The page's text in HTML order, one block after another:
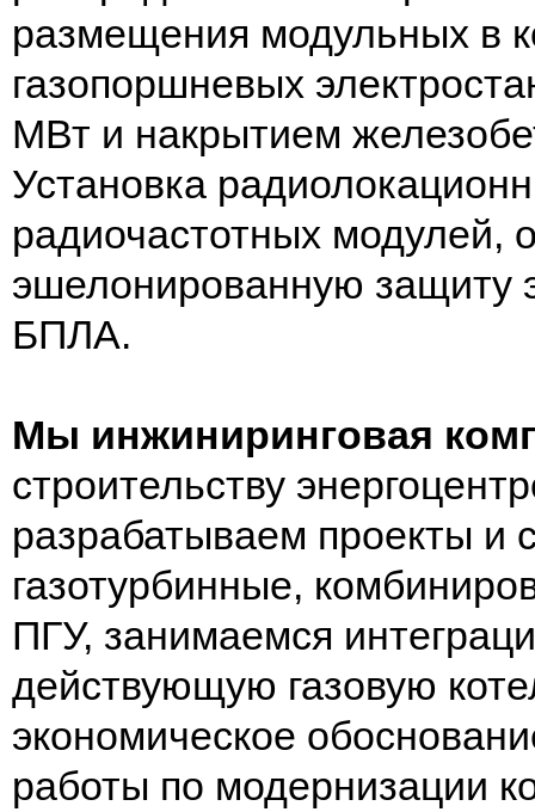
размещения модульных в
газопоршневых
МВт и накрытием
Установка
радиочастотных модулей,
эшелонированную защиту
БПЛА.
Мы инжиниринговая
строительству
разрабатываем проекты и
газотурбинные,
ПГУ, занимаемся
действующую газовую
экономическое
работы по модернизации